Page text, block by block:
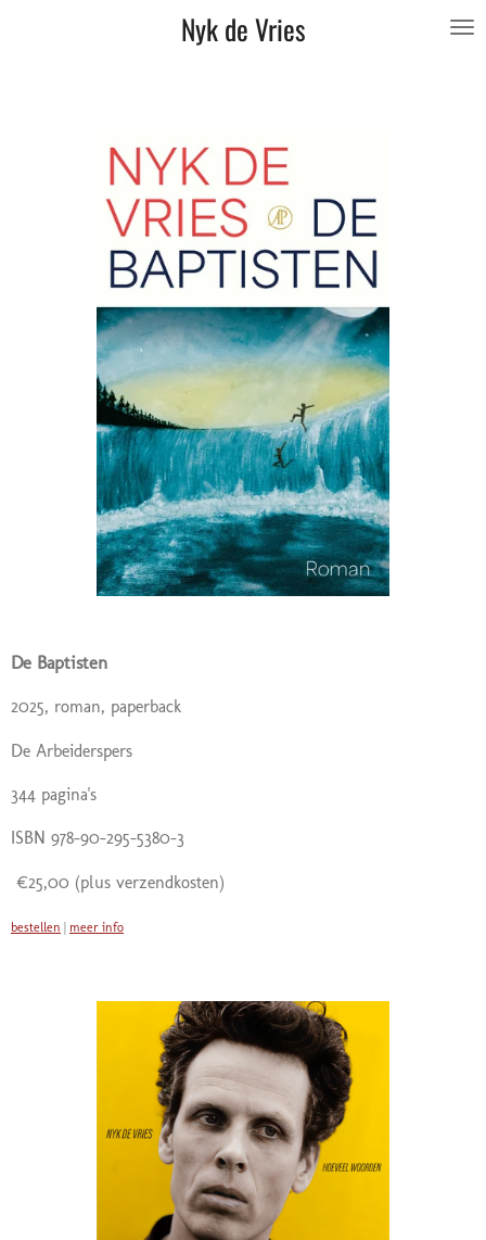
Nyk de Vries
De Baptisten
2025, roman, paperback
De Arbeiderspers
344 pagina's
ISBN 978-90-295-5380-3
€25,00 (plus verzendkosten)
bestellen meer info